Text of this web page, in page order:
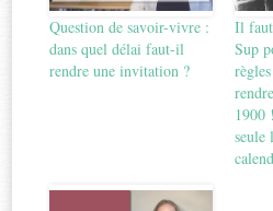
Question de savoir-vivre :
dans quel délai faut-il
rendre une invitation ?
Il
Sup
1900
seule